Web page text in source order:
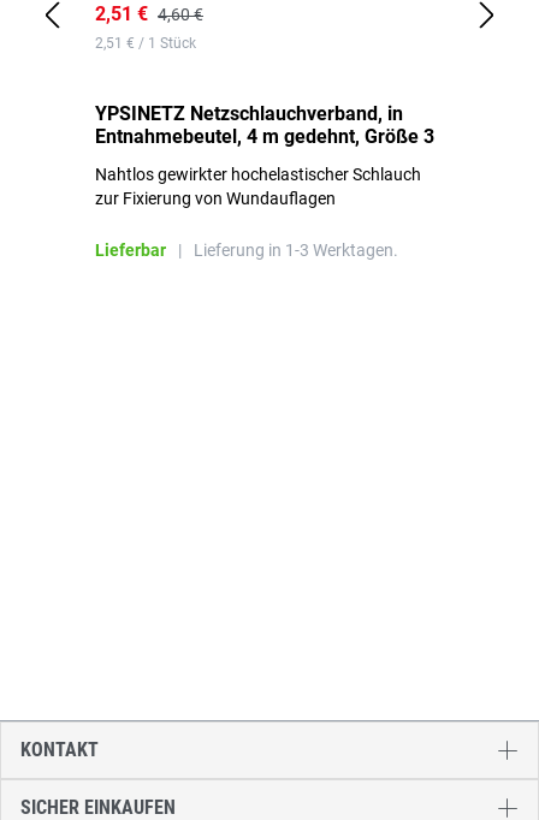
2,51 € 4,60 €
2,51 € / 1 Stück
YPSINETZ Netzschlauchverband, in
Entnahmebeutel, 4 m gedehnt, Größe 3
Nahtlos gewirkter hochelastischer Schlauch
zur Fixierung von Wundauflagen
Lieferbar | Lieferung in 1-3 Werktagen.
SICHER EINKAUFEN
KONTAKT